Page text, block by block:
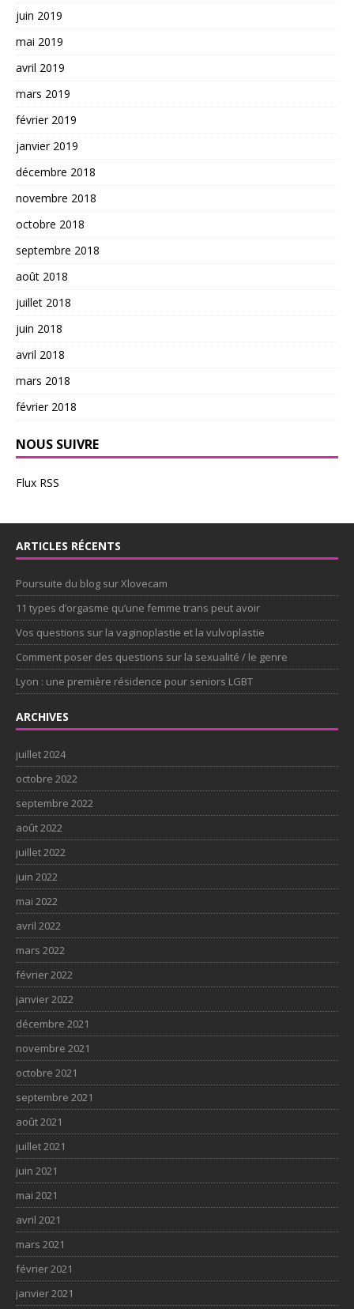
juin 2019
mai 2019
avril 2019
mars 2019
février 2019
janvier 2019
décembre 2018
novembre 2018
octobre 2018
septembre 2018
août 2018
juillet 2018
juin 2018
avril 2018
mars 2018
février 2018
NOUS SUIVRE
Flux RSS
ARTICLES RÉCENTS
Poursuite du blog sur Xlovecam
11 types d’orgasme qu’une femme trans peut avoir
Vos questions sur la vaginoplastie et la vulvoplastie
Comment poser des questions sur la sexualité / le genre
Lyon : une première résidence pour seniors LGBT
ARCHIVES
juillet 2024
octobre 2022
septembre 2022
août 2022
juillet 2022
juin 2022
mai 2022
avril 2022
mars 2022
février 2022
janvier 2022
décembre 2021
novembre 2021
octobre 2021
septembre 2021
août 2021
juillet 2021
juin 2021
mai 2021
avril 2021
mars 2021
février 2021
janvier 2021